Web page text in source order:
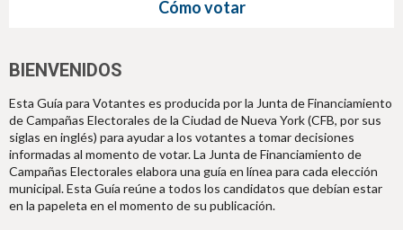
Cómo votar
BIENVENIDOS
Esta Guía para Votantes es producida por la Junta de Financiamiento
de Campañas Electorales de la Ciudad de Nueva York (CFB, por sus
siglas en inglés) para ayudar a los votantes a tomar decisiones
informadas al momento de votar. La Junta de Financiamiento de
Campañas Electorales elabora una guía en línea para cada elección
municipal. Esta Guía reúne a todos los candidatos que debían estar
en la papeleta en el momento de su publicación.